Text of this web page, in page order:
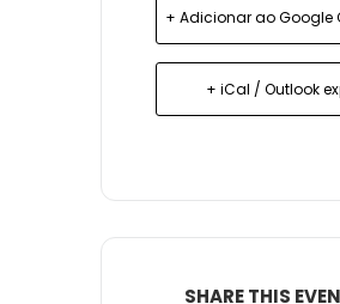
+ Adicionar ao Google
+ iCal / Outlook
SHARE THIS